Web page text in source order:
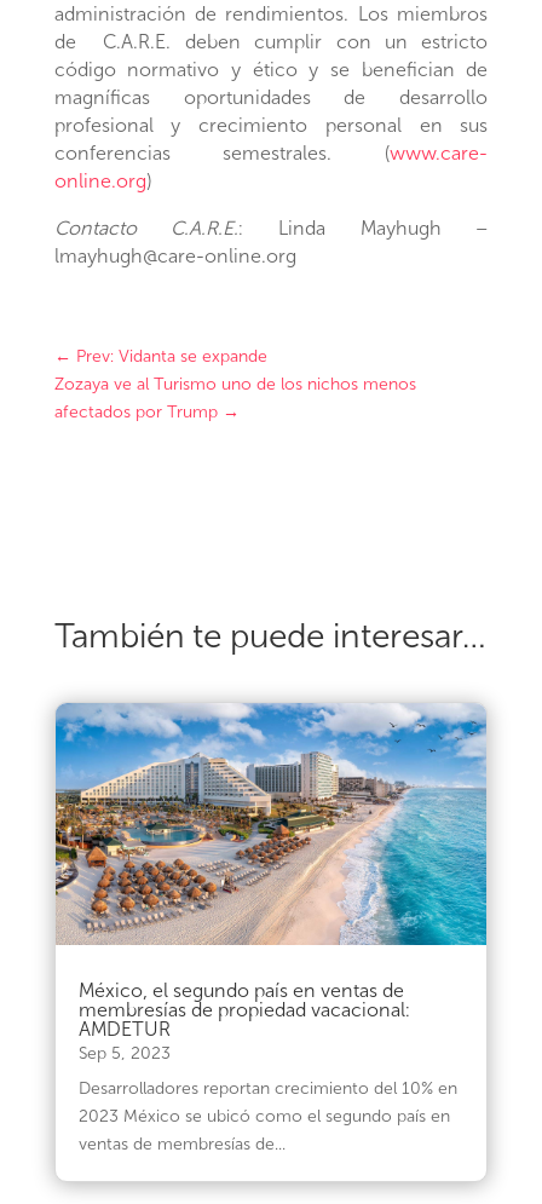
administración de rendimientos. Los miembros
de C.A.R.E. deben cumplir con un estricto
código normativo y ético y se benefician de
magníficas oportunidades de desarrollo
profesional y crecimiento personal en sus
conferencias semestrales. (www.care-
online.org)
Contacto C.A.R.E.: Linda Mayhugh –
lmayhugh@care-online.org
← Prev: Vidanta se expande
Zozaya ve al Turismo uno de los nichos menos
afectados por Trump→
También te puede interesar…
México, el segundo país en ventas de
membresías de propiedad vacacional:
AMDETUR
Sep 5, 2023
Desarrolladores reportan crecimiento del 10% en
2023 México se ubicó como el segundo país en
ventas de membresías de...